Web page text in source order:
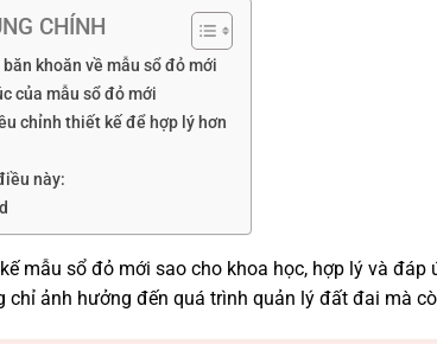
CHÍNH
khoăn về mẫu sổ đỏ mới
của mẫu sổ đỏ mới
chỉnh thiết kế để hợp lý hơn
này:
mẫu sổ đỏ mới sao cho khoa học, hợp lý và
chỉ ảnh hưởng đến quá trình quản lý đất đai mà